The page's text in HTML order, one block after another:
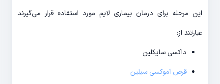
این مرحله برای درمان بیماری لایم مورد استفاده قرار می‌گیرند
عبارتند از:
داکسی سایکلین
قرص آموکسی سیلین